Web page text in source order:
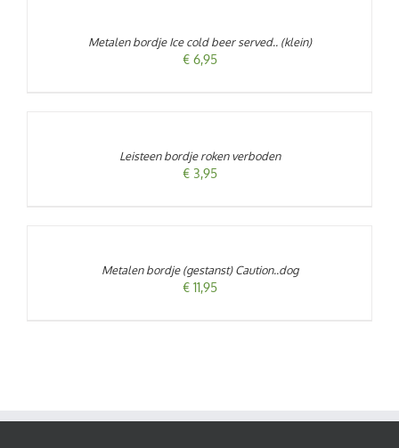
Metalen bordje Ice cold beer served.. (klein)
€6,95
Leisteen bordje roken verboden
€3,95
Metalen bordje (gestanst) Caution..dog
€11,95